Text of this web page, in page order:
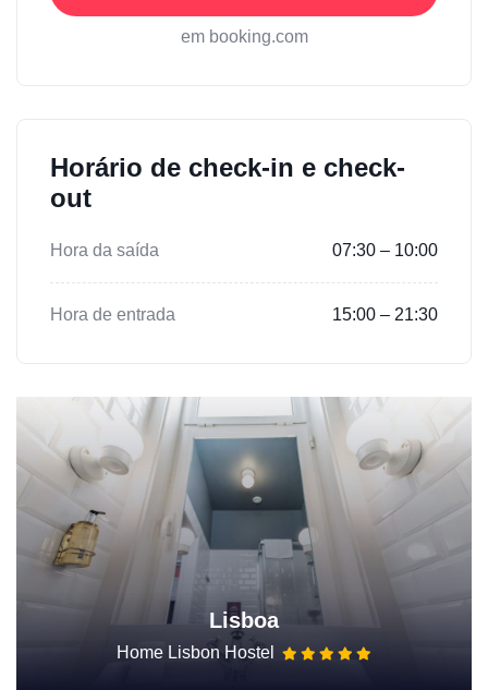
em booking.com
Horário de check-in e check-
out
Hora da saída 07:30 – 10:00
Hora de entrada 15:00 – 21:30
Lisboa
Home Lisbon Hostel